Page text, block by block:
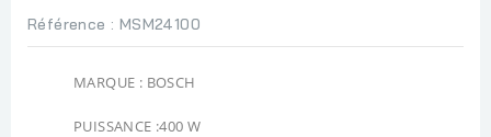
Référence : MSM24100
MARQUE : BOSCH
PUISSANCE :400 W